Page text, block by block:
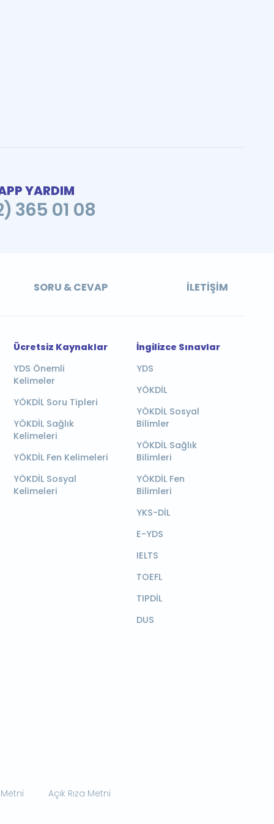
YARDIM
365 01 08
SORU & CEVAP İLETIŞIM
Ücretsiz Kaynaklar
YDS Önemli
Kelimeler
YÖKDİL Soru Tipleri
YÖKDİL Sağlık
Kelimeleri
YÖKDİL Fen Kelimeleri
YÖKDİL Sosyal
Kelimeleri
İngilizce Sınavlar
YDS
YÖKDİL
YÖKDİL Sosyal
Bilimler
YÖKDİL Sağlık
Bilimleri
YÖKDİL Fen
Bilimleri
YKS-DİL
E-YDS
IELTS
TOEFL
TIPDİL
DUS
Açık Rıza Metni